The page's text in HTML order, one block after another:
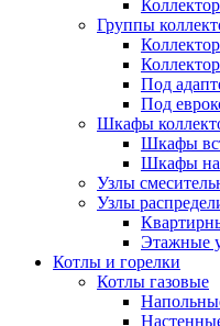
Группы
Под
Под
Шкафы
Шкафы
Шкафы
Узлы
Узлы
Этажные
Котлы и горелки
Котлы газовые